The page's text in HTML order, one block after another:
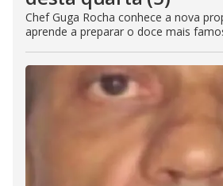
Chef Guga Rocha conhece a nova
aprende a preparar o doce mais